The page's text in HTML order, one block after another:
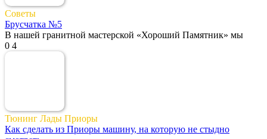
Советы
Брусчатка №5
В нашей гранитной мастерской «Хороший Памятник» мы
0 4
Тюнинг Лады Приоры
Как сделать из Приоры машину, на которую не стыдно